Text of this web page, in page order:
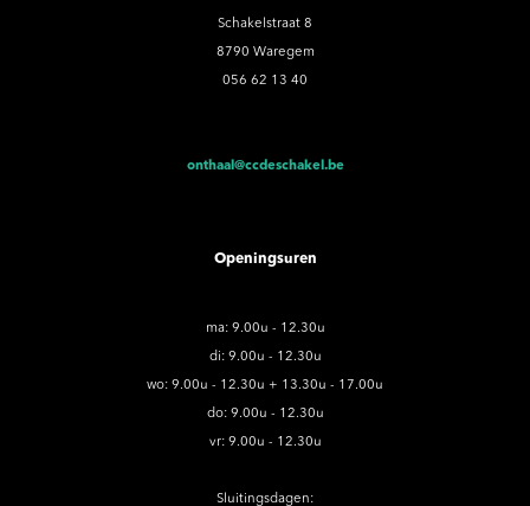
Schakelstraat 8
8790 Waregem
056 62 13 40
onthaal@ccdeschakel.be
Openingsuren
ma: 9.00u - 12.30u
di: 9.00u - 12.30u
wo: 9.00u - 12.30u + 13.30u - 17.00u
do: 9.00u - 12.30u
vr: 9.00u - 12.30u
Sluitingsdagen: